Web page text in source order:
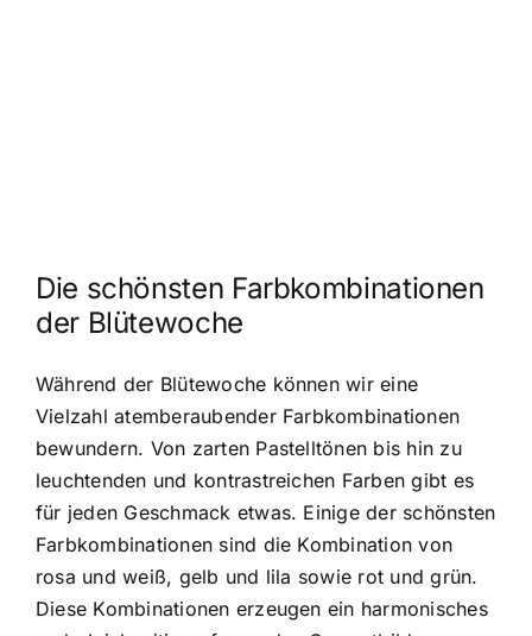
Die schönsten Farbkombinationen
der Blütewoche
Während der Blütewoche können wir eine
Vielzahl atemberaubender Farbkombinationen
bewundern. Von zarten Pastelltönen bis hin zu
leuchtenden und kontrastreichen Farben gibt es
für jeden Geschmack etwas. Einige der schönsten
Farbkombinationen sind die Kombination von
rosa und weiß, gelb und lila sowie rot und grün.
Diese Kombinationen erzeugen ein harmonisches